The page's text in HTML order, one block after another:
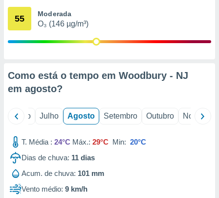
através
1199
55 Moderada
O₃ (146 µg/m³)
Como está o tempo em Woodbury - NJ
em agosto?
Junho Julho Agosto Setembro Outubro Novembro
T. Média : 24°C Máx.: 29°C Min: 20°C
Dias de chuva: 11 dias
Acum. de chuva: 101 mm
Vento médio: 9 km/h